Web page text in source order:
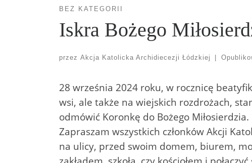
BEZ KATEGORII
Iskra Bożego
przez Akcja Katolicka Archidiecezji Łódzkiej
28 września 2024 roku, w rocznicę
wsi, ale także na wiejskich rozdrożach,
odmówić Koronkę do Bożego Miłosierdzia.
Zapraszam wszystkich członków Akcji
na ulicy, przed swoim domem, biurem,